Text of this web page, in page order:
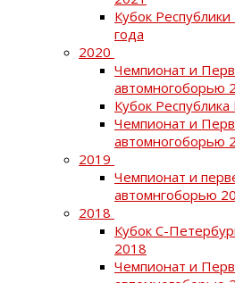
Кубок
года
2020
Чемпионат и
автомногоборью
Кубок
Чемпионат и
автомногоборью
2019
Чемпионат и
автомнгоборью
2018
Кубок С-
2018
Чемпионат и